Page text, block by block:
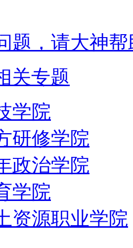
题，请大神帮
关专题
学院
研修学院
政治学院
学院
资源职业学院